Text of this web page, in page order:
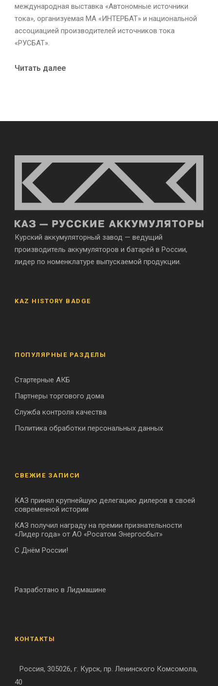
международная выставка «Автономные источники
тока», организуемая МА «ИНТЕРБАТ» и национальной
ассоциацией производителей источников тока
«РУСБАТ».
Читать далее
Курский аккумуляторный завод — ведущий
производитель аккумуляторов и батарей в России,
лидер по номенклатуре выпускаемой продукции.
KAZ HISTORY BADGE
ПОПУЛЯРНЫЕ РАЗДЕЛЫ
Стартерные АКБ
Партнеры торгового дома
Служба контроля качества
Политика обработки персональных данных
СВЕЖИЕ ЗАПИСИ
КАЗ принял крупнейшую делегацию дилеров в своей
современной истории
КАЗ получил награду на премии признательности
«Лидер года» от АО «Росатом Энергосбыт»
С Днём России!
Разработано в Лидмашине
КОНТАКТЫ
Россия, 305026, г. Курск, пр. Ленинского Комсомола,
40